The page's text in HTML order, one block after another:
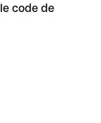
code de